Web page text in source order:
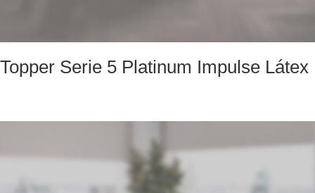
Topper Serie 5 Platinum Impulse Látex